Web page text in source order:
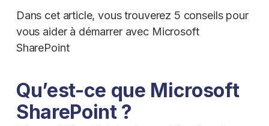
Dans cet article, vous trouverez 5 conseils pour
vous aider à démarrer avec Microsoft
SharePoint
Qu’est-ce que Microsoft
SharePoint ?